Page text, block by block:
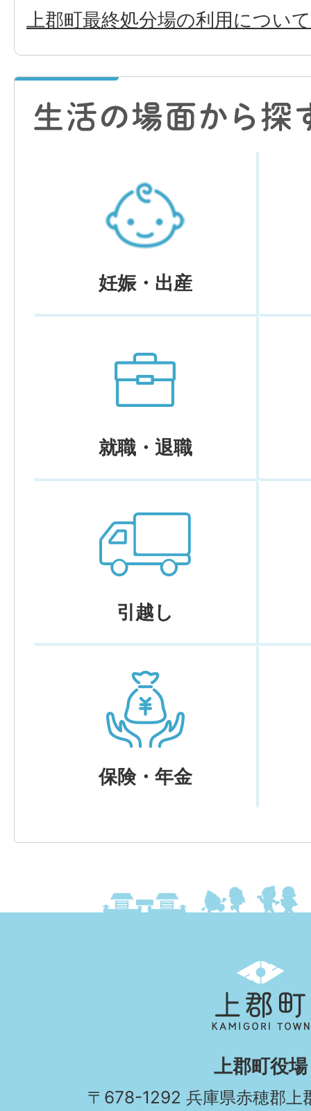
上郡町最終処分場の利用について
妊娠・出産
就職・退職
引越し
保険・年金
郡
町
KAMIGORI
TOWN
上郡町役場
〒678-1292 兵庫県赤穂郡上